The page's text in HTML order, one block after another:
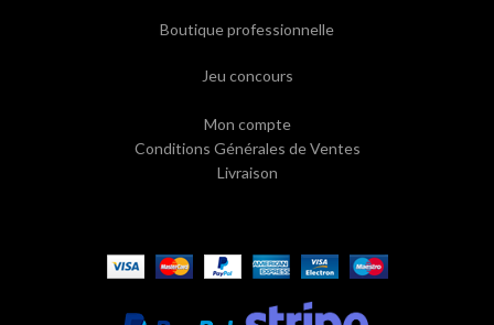
Boutique professionnelle
Jeu concours
Mon compte
Conditions Générales de Ventes
Livraison